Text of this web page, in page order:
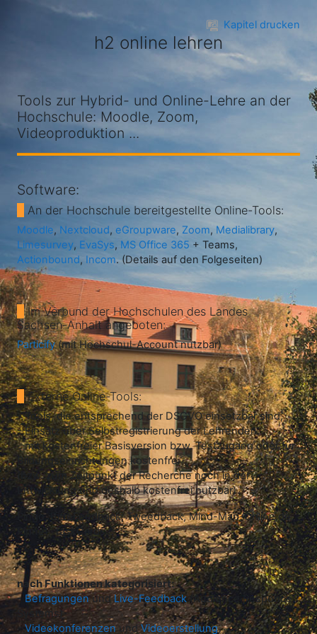
Kapitel drucken
h2 online lehren
Tools zur Hybrid- und Online-Lehre an der
Hochschule: Moodle, Zoom,
Videoproduktion ...
Software:
An der Hochschule bereitgestellte Online-Tools:
Moodle, Nextcloud, eGroupware, Zoom, Medialibrary,
Limesurvey, EvaSys, MS Office 365 + Teams,
Actionbound, Incom. (Details auf den Folgeseiten)
Im Verbund der Hochschulen des Landes
Sachsen-Anhalt angeboten:
Particify(mit Hochschul-Account nutzbar)
Externe Online-Tools:
- Tools, die entsprechend der DSGVO einsetzbar sind,
- Einsatz über Selbstregistrierung der Lehrenden,
- mit kostenfreier Basisversion bzw. Testzugang oder für
Bildungseinrichtungen kostenfrei
(bzw. zum Zeitpunkt der Recherche noch in der
Entwicklung und deshalb kostenfrei nutzbar)
Pingo, BitteFeedback, Tweedback, Mind-Map-Online.de,
Pinnet, TaskCards...
nach Funktionen kategorisiert:
- BefragungenundLive-Feedback(Audience Responce
Systems)
-VideokonferenzenundVideoerstellung,